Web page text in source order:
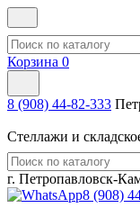
Корзина 0
8 (908) 44-82-333
Стеллажи и
г. Петропавловск-
8 (908)